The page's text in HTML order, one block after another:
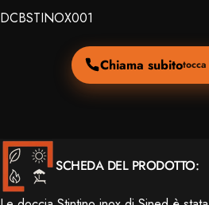
DCBSTINOX001
Chiama subito
SCHEDA DEL PRODOTTO: